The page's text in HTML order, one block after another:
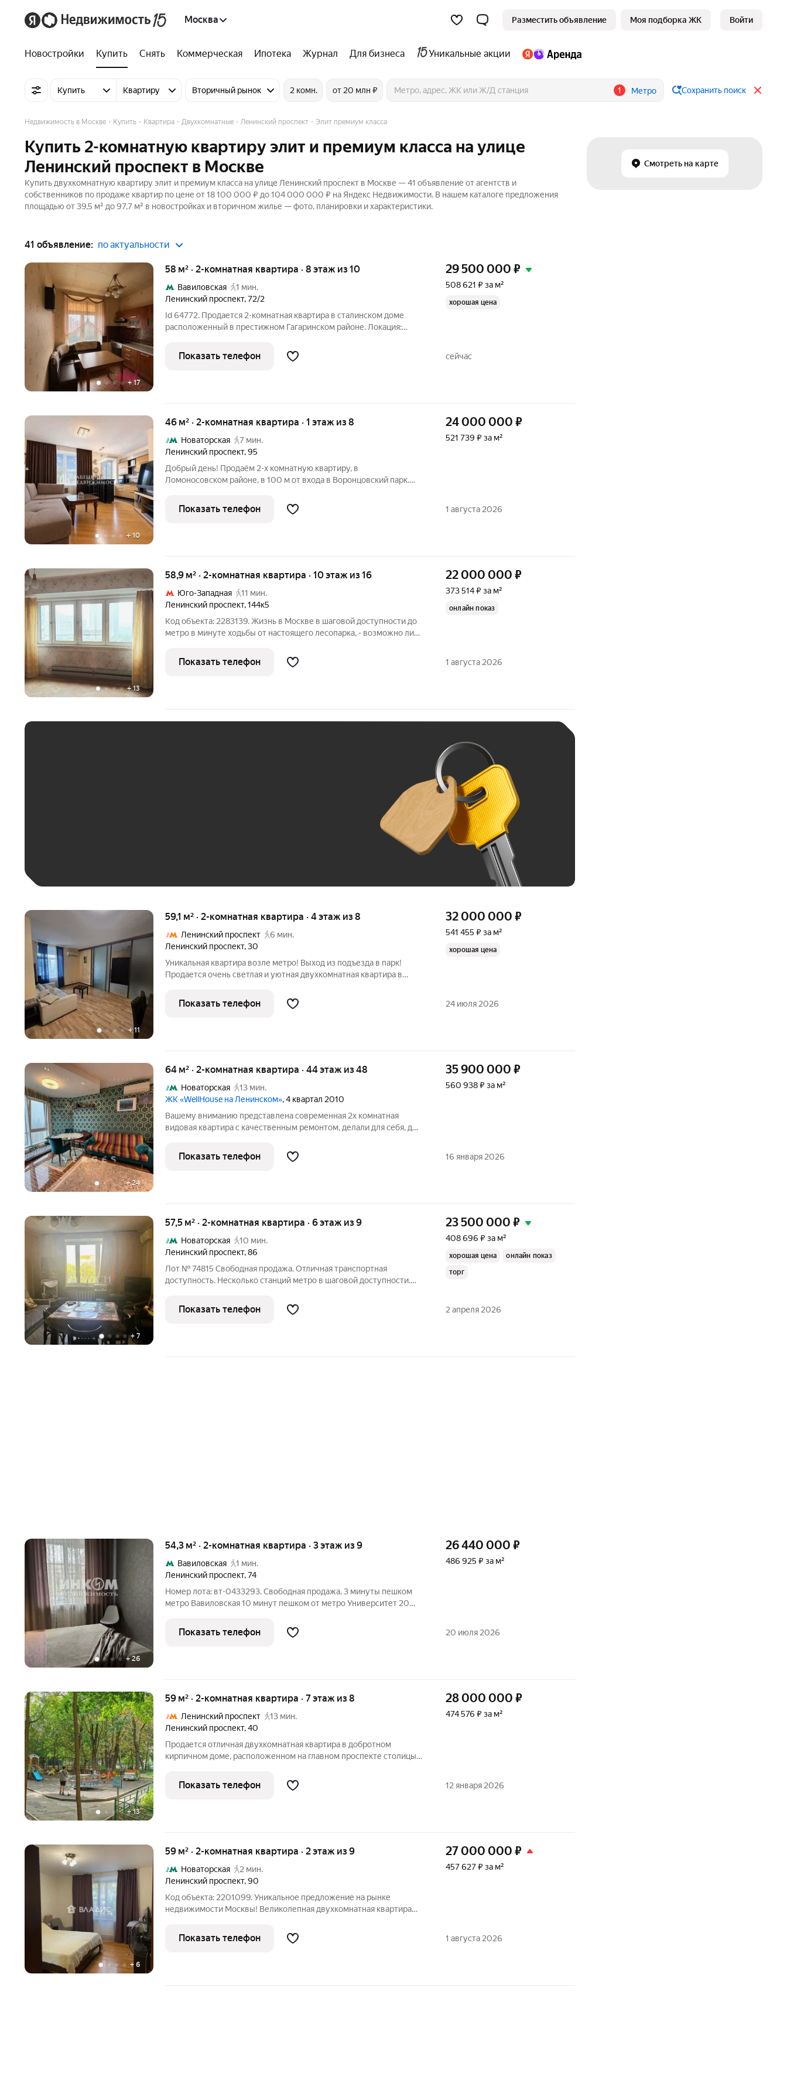
Москва Разместить объявление Моя подборка ЖК Войти
Новостройки Купить Снять Коммерческая Ипотека Журнал Для бизнеса Уникальные акции
Купить Квартиру Вторичный рынок 2 комн. от 20 млн ₽ 1 Метро Сохранить поиск
Смотреть на карте
Недвижимость в Москве Купить Квартира Двухкомнатные Ленинский проспект Элит премиум класса
Купить 2-комнатную квартиру элит и премиум класса на улице
Ленинский проспект в Москве
Купить двухкомнатную квартиру элит и премиум класса на улице Ленинский проспект в Москве — 41 объявление от агентств и
собственников по продаже квартир по цене от 18 100 000 ₽ до 104 000 000 ₽ на Яндекс Недвижимости. В нашем каталоге предложения
площадью от 39,5 м² до 97,7 м² в новостройках и вторичном жилье — фото, планировки и характеристики.
41 объявление: по актуальности
+17
58 м² · 2-комнатная квартира · 8 этаж из 10
Вавиловская
1 мин.
Ленинский проспект,72/2
Id 64772. Продается 2-комнатная квартира в сталинском доме
расположенный в престижном Гагаринском районе. Локация:
Прекрасная транспортная доступность: 9 минут до ТТК, 15 минут
до Садового
29 500 000 ₽
508 621 ₽ за м²
хорошая цена
Показать телефон сейчас
+ 10
46 м² · 2-комнатная квартира · 1 этаж из 8
Новаторская
7 мин.
Ленинский проспект,95
Добрый день! Продаём 2-х комнатную квартиру, в
Ломоносовском районе, в 100 м от входа в Воронцовский парк.
Безопасно юридически сопровождаем Вашу сделку. Кстати, если
Вы сейчас продаёте свою
24 000 000 ₽
521 739 ₽ за м²
Показать телефон 1 августа 2026
+13
58,9 м² · 2-комнатная квартира · 10 этаж из 16
Юго-Западная
11 мин.
Ленинский проспект,144к5
Код объекта: 2283139. Жизнь в Москве в шаговой доступности до
метро в минуте ходьбы от настоящего лесопарка, - возможно ли
экология, тишина и комфорт, но при этом, кто не готов
22 000 000 ₽
373 514 ₽ за м²
онлайн показ
Показать телефон 1 августа 2026
+11
59,1 м² · 2-комнатная квартира · 4 этаж из 8
Ленинский проспект
6 мин.
Ленинский проспект,30
Уникальная квартира возле метро! Выход из подъезда в парк!
Продается очень светлая и уютная двухкомнатная квартира в
подъездом после ремонта. Дом уникальный, образует парадный
въезд в город
32 000 000 ₽
541 455 ₽ за м²
хорошая цена
Показать телефон 24 июля 2026
+24
64 м² · 2-комнатная квартира · 44 этаж из 48
Новаторская
13 мин.
ЖК «WellHouse на Ленинском», 4 квартал 2010
Вашему вниманию представлена современная 2х комнатная
видовая квартира с качественным ремонтом, делали для себя, для
полностью укомплектована всей необходимой мебелью и
бытовой техникой. Квартира
35 900 000 ₽
560 938 ₽ за м²
Показать телефон 16 января 2026
+ 7
57,5 м² · 2-комнатная квартира · 6 этаж из 9
Новаторская
10 мин.
Ленинский проспект,86
Лот № 74815 Свободная продажа. Отличная транспортная
доступность. Несколько станций метро в шаговой доступности.
перекрытия. В доме прошел капитальный ремонт. Дом стоит в
зеленом дворе с детской,
23 500 000 ₽
408 696 ₽ за м²
хорошая цена
онлайн показ
торг
Показать телефон 2 апреля 2026
+ 26
54,3 м² · 2-комнатная квартира · 3 этаж из 9
Вавиловская
1 мин.
Ленинский проспект,74
Номер лота: вт-0433293. Свободная продажа. 3 минуты пешком
метро Вавиловская 10 минут пешком от метро Университет 20
просторная квартира в добротном кирпичном сталинском доме.
Комнаты
26 440 000 ₽
486 925 ₽ за м²
Показать телефон 20 июля 2026
+13
59 м² · 2-комнатная квартира · 7 этаж из 8
Ленинский проспект
13 мин.
Ленинский проспект,40
Продается отличная двухкомнатная квартира в добротном
кирпичном доме, расположенном на главном проспекте столицы
квартиры выходят на тихую зелёную улицу. Квартира свободна
юридически и
28 000 000 ₽
474 576 ₽ за м²
Показать телефон 12 января 2026
+ 6
59 м² · 2-комнатная квартира · 2 этаж из 9
Новаторская
2 мин.
Ленинский проспект,90
Код объекта: 2201099. Уникальное предложение на рынке
недвижимости Москвы! Великолепная двухкомнатная квартира
сочетание доступности и комфорта. Кирпичные стены и
железобетонные перекрытия
27 000 000 ₽
457 627 ₽ за м²
Показать телефон 1 августа 2026